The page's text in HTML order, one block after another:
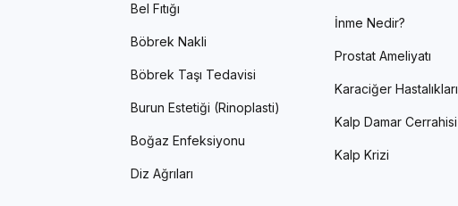
Bel Fıtığı
Böbrek Nakli
Böbrek Taşı Tedavisi
Burun Estetiği (Rinoplasti)
Boğaz Enfeksiyonu
Diz Ağrıları
İnme Nedir?
Prostat Ameliyatı
Karaciğer Hastalıkları
Kalp Damar Cerrahisi
Kalp Krizi